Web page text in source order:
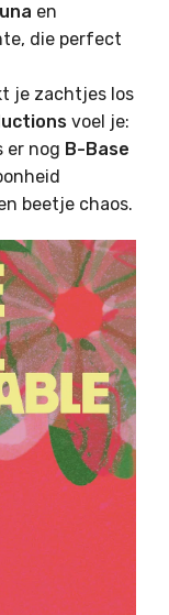
en
die perfect
je zachtjes los
voel je:
er nog B-Base
beetje chaos.